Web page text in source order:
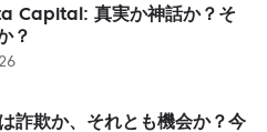
Capital: 真実か神話か？そ
？
詐欺か、それとも機会か？今